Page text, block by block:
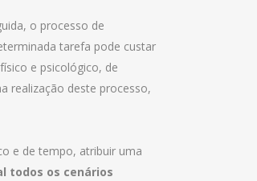
o processo de
tarefa pode custar
e psicológico, de
realização deste processo,
e de tempo, atribuir uma
todos os cenários